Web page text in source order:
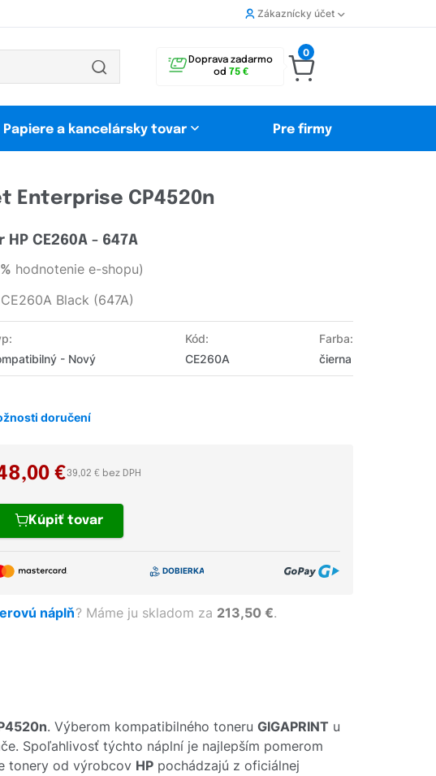
Zákaznícky účet
Doprava zadarmo
od 75 €
0
Papiere a kancelársky tovar Pre firmy
Enterprise CP4520n
CE260A - 647A
hodnotenie e-shopu)
Black (647A)
- Nový
Kód:
CE260A
Farba:
čierna
doručení
€39,02 € bez DPH
Kúpiťtovar
náplň? Máme ju skladom za 213,50 €.
. Výberom kompatibilného toneru GIGAPRINT u
Spoľahlivosť týchto náplní je najlepším pomerom
tonery od výrobcov HP pochádzajú z oficiálnej